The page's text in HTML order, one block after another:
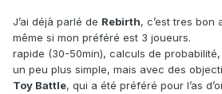
J’ai déjà parlé de Rebirth, c’est tres bon
même si mon préféré est 3 joueurs.
rapide (30-50min), calculs de
un peu plus simple, mais avec des
Toy Battle, qui a été préféré pour l’as